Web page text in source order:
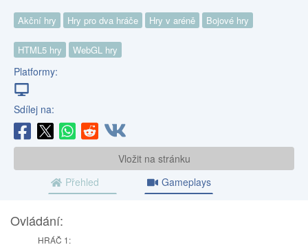
Akční hry Hry pro dva hráče Hry v aréně Bojové hry
HTML5 hry WebGL hry
Platformy:
Sdílej na:
Vložit na stránku
Přehled
Gameplays
Ovládání:
HRÁČ 1: